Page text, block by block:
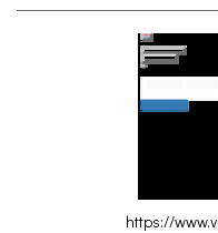
https://